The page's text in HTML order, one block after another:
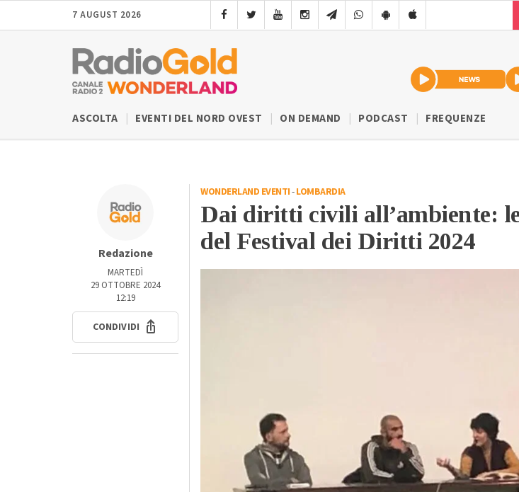
7 AUGUST 2026
ASCOLTA EVENTI DEL NORD OVEST ON DEMAND PODCAST FREQUENZE
Redazione
MARTEDÌ
29 OTTOBRE 2024
12:19
CONDIVIDI
WONDERLAND EVENTI-LOMBARDIA
Dai diritti civili all’ambiente:
del Festival dei Diritti 2024